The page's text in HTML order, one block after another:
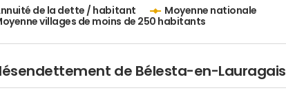
de la dette / habitant
Moyenne nationale
villages de moins de 250 habitants
de Bélesta-en-Lauragais